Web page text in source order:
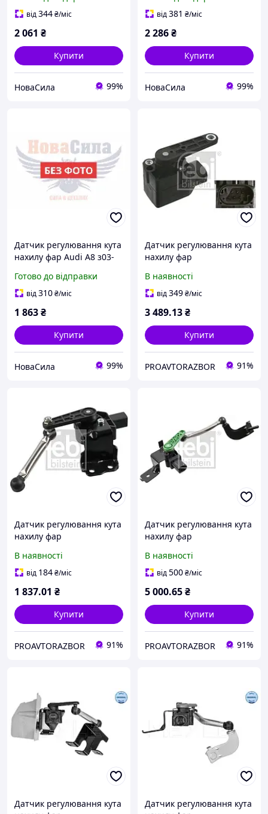
від344₴/міс
2 061 ₴
Купити
НоваСила 99%
від381 ₴/міс
2 286₴
Купити
НоваСила 99%
Датчик регулювання кута
нахилу фар Audi A8 з03-
(99411816701)
Готово до відправки
від310₴/міс
1 863₴
Купити
НоваСила 99%
Датчик регулювання кута
нахилу фар
В наявності
від349₴/міс
3 489.13₴
Купити
PROAVTORAZBOR 91%
Датчик регулювання кута
нахилу фар
В наявності
від 184₴/міс
1 837.01 ₴
Купити
PROAVTORAZBOR 91%
Датчик регулювання кута
нахилу фар
В наявності
від500₴/міс
5 000.65₴
Купити
PROAVTORAZBOR 91%
Датчик регулювання кута
Датчик регулювання кута